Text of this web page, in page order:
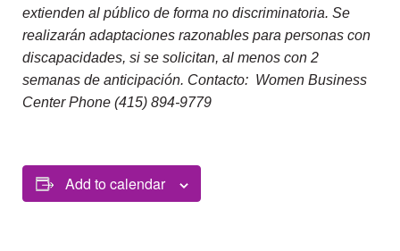
extienden al público de forma no discriminatoria. Se
realizarán adaptaciones razonables para personas con
discapacidades, si se solicitan, al menos con 2
semanas de anticipación. Contacto: Women Business
Center Phone (415) 894-9779
Add to calendar